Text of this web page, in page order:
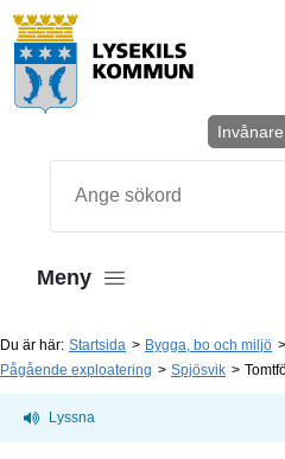
Invånare
Meny
Du är här: Startsida Bygga, bo och miljö
Pågående exploatering
Spjösvik
Lyssna